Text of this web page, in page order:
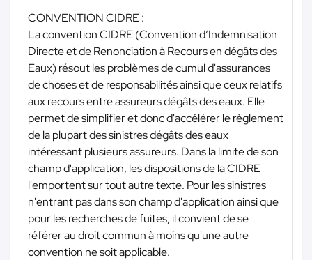
CONVENTION CIDRE :
La convention CIDRE (Convention d’Indemnisation
Directe et de Renonciation à Recours en dégâts des
Eaux) résout les problèmes de cumul d'assurances
de choses et de responsabilités ainsi que ceux relatifs
aux recours entre assureurs dégâts des eaux. Elle
permet de simplifier et donc d'accélérer le règlement
de la plupart des sinistres dégâts des eaux
intéressant plusieurs assureurs. Dans la limite de son
champ d'application, les dispositions de la CIDRE
l'emportent sur tout autre texte. Pour les sinistres
n'entrant pas dans son champ d'application ainsi que
pour les recherches de fuites, il convient de se
référer au droit commun à moins qu'une autre
convention ne soit applicable.